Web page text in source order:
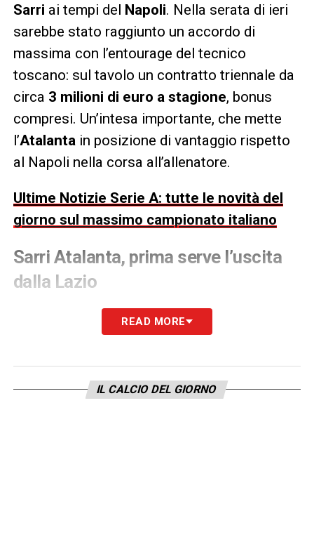
Sarri ai tempi del Napoli. Nella serata di ieri
sarebbe stato raggiunto un accordo di
massima con l’entourage del tecnico
toscano: sul tavolo un contratto triennale da
circa 3 milioni di euro a stagione, bonus
compresi. Un’intesa importante, che mette
l’Atalanta in posizione di vantaggio rispetto
al Napoli nella corsa all’allenatore.
Ultime Notizie Serie A: tutte le novità del
giorno sul massimo campionato italiano
Sarri Atalanta, prima serve l’uscita
dalla Lazio
Prima di arrivare alla fumata bianca, però,
resta un passaggio decisivo.Sarri
, per definire la separazione dal club
biancoceleste. Il tecnico è infatti ancora
READ MORE
IL CALCIO DEL GIORNO